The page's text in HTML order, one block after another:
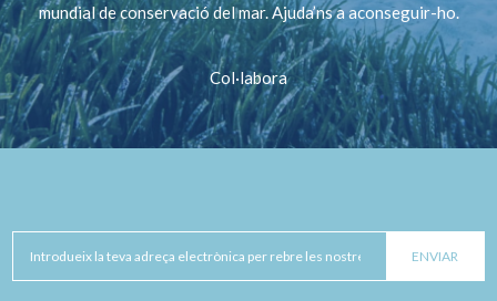
mundial de conservació del mar. Ajuda’ns a aconseguir-ho.
Col·labora